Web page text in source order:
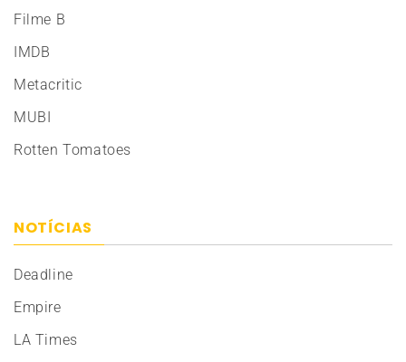
Filme B
IMDB
Metacritic
MUBI
Rotten Tomatoes
NOTÍCIAS
Deadline
Empire
LA Times